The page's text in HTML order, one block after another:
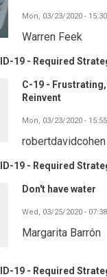
Mon, 03/23/2020 - 15:30
Warren Feek
19 - Required
C-19 -
Reinvent
Mon, 03/23/2020 - 15:55
robertdavidcohen
19 - Required
Don't have water
Wed, 03/25/2020 - 07:38
Margarita Barrón
19 - Required